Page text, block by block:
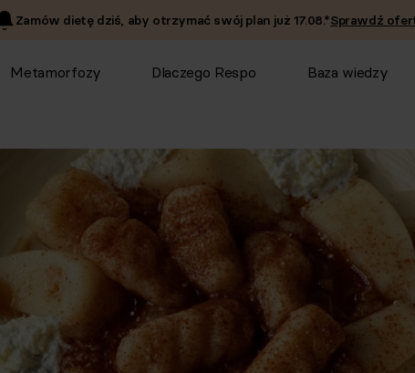
Zamów dietę dziś, aby otrzymać swój plan już 17.08.*Sprawdź
Metamorfozy Dlaczego Respo Baza wiedzy